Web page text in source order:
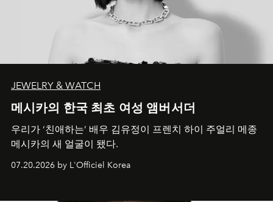
JEWELRY & WATCH
메시카의 한국 최초 여성 앰버서더
우리가 ‘친애하는’ 배우 김유정이 프렌치 하이 주얼리 메종
메시카의 새 얼굴이 됐다.
07.20.2026 by L'Officiel Korea